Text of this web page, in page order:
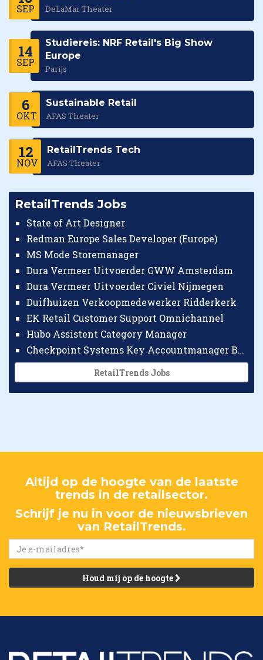
SEP DeLaMar Theater
14
SEP
Studiereis: NRF Retail's Big Show
Europe
Parijs
6
OKT
Sustainable Retail
AFAS Theater
12
NOV
RetailTrends Tech
AFAS Theater
RetailTrends Jobs
State of Art Designer
Redman Europe Sales Developer (Europe)
MS Mode Storemanager
Dura Vermeer Uitvoerder GWW Amsterdam
Dura Vermeer Uitvoerder Civiel Nijmegen
Duifhuizen Verkoopmedewerker Ridderkerk
EK Retail Customer Support Omnichannel
Hubo Assistent Category Manager
Checkpoint Systems Key Accountmanager Benelux
RetailTrends Jobs
Altijd op de hoogte van de laatste
trends in de retailsector.
Schrijf je nu in voor de nieuwsbrieven
van RetailTrends.
Houd mij op de hoogte